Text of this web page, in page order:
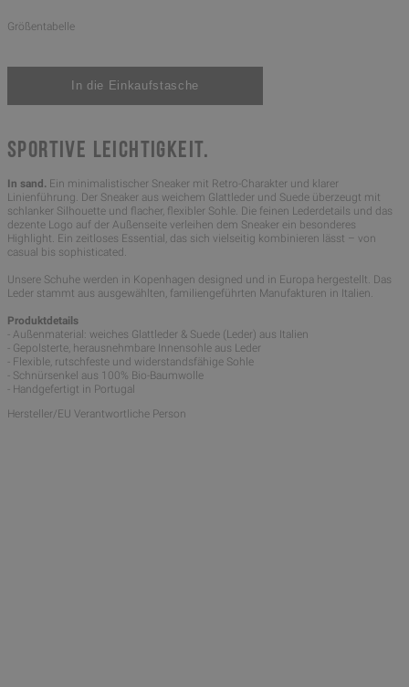
Größentabelle
SPORTIVE LEICHTIGKEIT.
In sand. Ein minimalistischer Sneaker mit Retro-Charakter und klarer
Linienführung. Der Sneaker aus weichem Glattleder und Suede überzeugt mit
schlanker Silhouette und flacher, flexibler Sohle. Die feinen Lederdetails und das
dezente Logo auf der Außenseite verleihen dem Sneaker ein besonderes
Highlight. Ein zeitloses Essential, das sich vielseitig kombinieren lässt – von
casual bis sophisticated.
Unsere Schuhe werden in Kopenhagen designed und in Europa hergestellt. Das
Leder stammt aus ausgewählten, familiengeführten Manufakturen in Italien.
Produktdetails
- Außenmaterial: weiches Glattleder & Suede (Leder) aus Italien
- Gepolsterte, herausnehmbare Innensohle aus Leder
- Flexible, rutschfeste und widerstandsfähige Sohle
- Schnürsenkel aus 100% Bio-Baumwolle
- Handgefertigt in Portugal
Hersteller/EU Verantwortliche Person